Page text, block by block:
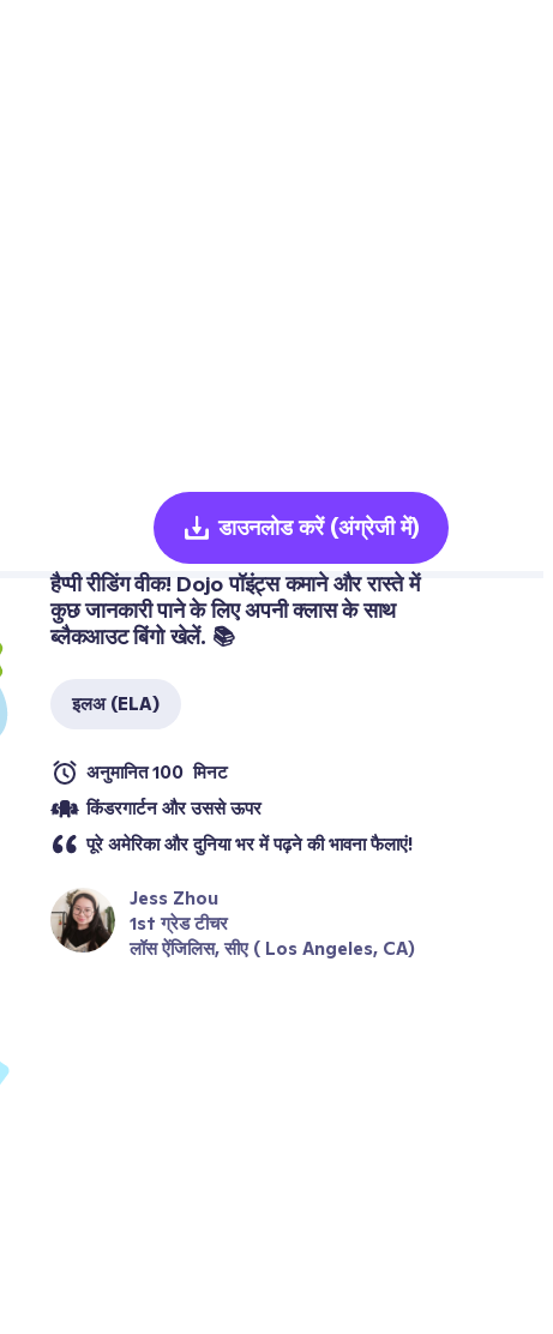
डाउनलोड करें (अंग्रेजी में)
हैप्पी रीडिंग वीक! Dojo पॉइंट्स कमाने और रास्ते में
कुछ जानकारी पाने के लिए अपनी क्लास के साथ
ब्लैकआउट बिंगो खेलें. 📚
इलअ (ELA)
अनुमानित 100  मिनट
किंडरगार्टन और उससे ऊपर
पूरे अमेरिका और दुनिया भर में पढ़ने की भावना फैलाएं!
Jess Zhou
1st ग्रेड टीचर
लॉस ऐंजिलिस, सीए ( Los Angeles, CA)